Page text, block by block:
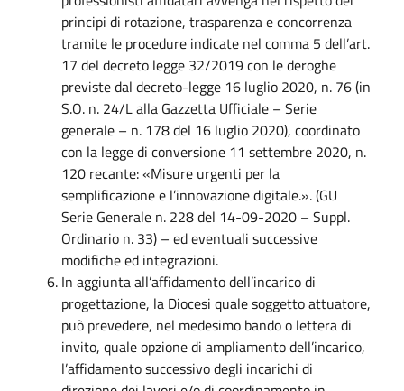
principi di rotazione, trasparenza e concorrenza
tramite le procedure indicate nel comma 5 dell’art.
17 del decreto legge 32/2019 con le deroghe
previste dal decreto-legge 16 luglio 2020, n. 76 (in
S.O. n. 24/L alla Gazzetta Ufficiale – Serie
generale – n. 178 del 16 luglio 2020), coordinato
con la legge di conversione 11 settembre 2020, n.
120 recante: «Misure urgenti per la
semplificazione e l’innovazione digitale.». (GU
Serie Generale n. 228 del 14-09-2020 – Suppl.
Ordinario n. 33) – ed eventuali successive
modifiche ed integrazioni.
In aggiunta all’affidamento dell’incarico di
progettazione, la Diocesi quale soggetto attuatore,
può prevedere, nel medesimo bando o lettera di
invito, quale opzione di ampliamento dell’incarico,
l’affidamento successivo degli incarichi di